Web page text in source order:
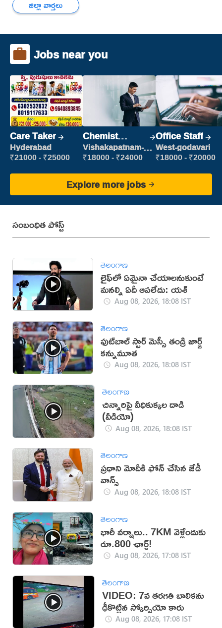
జిల్లా వార్తలు
Jobs near you
Care Taker
Hyderabad
₹21000 - ₹25000
Chemist
Production
Executive
Vishakapatnam-
new
₹18000 - ₹24000
Office Staff
West-godavari
₹18000 - ₹20000
Explore more jobs
సంబంధిత పోస్ట్
తెలంగాణ
లైఫ్‌లో ఏమైనా చేయాలనుకుంటే
మనల్ని ఏదీ ఆపలేదు: యశ్
Aug 08, 2026, 18:08 IST
తెలంగాణ
ఫుట్‌బాల్ స్టార్ మెస్సీ తండ్రి జార్జ్
కన్నుమూత
Aug 08, 2026, 18:08 IST
తెలంగాణ
చిన్నారిపై వీధికుక్కల దాడి
(వీడియో)
Aug 08, 2026, 18:08 IST
తెలంగాణ
ప్రధాని మోదీకి ఫోన్ చేసిన జేడీ
వాన్స్
Aug 08, 2026, 18:08 IST
తెలంగాణ
భారీ వర్షాలు.. 7KM వెళ్లేందుకు
రూ.800 ఛార్జ్!
Aug 08, 2026, 17:08 IST
తెలంగాణ
VIDEO: 7వ తరగతి బాలికను
ఢీకొట్టిన స్కోర్పియో కారు
Aug 08, 2026, 17:08 IST